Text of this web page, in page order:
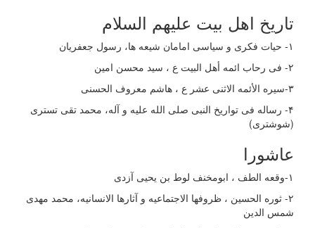
تاریخ اهل بیت علیهم السلام
۱- حیات فکری و سیاسی امامان شیعه ها، رسول جعفریان
۲- فی رحاب ائمه أهل البیت ع ، سید محسن امین
۳-سیره الأئمه الاثنی عشر ع ، هاشم معروف الحسنی
۴- رساله فی تواریخ النبی صلی الله علیه و آله، محمد تقی تستری
(شوشتری)
عاشورا
۱-وقعه الطف ، ابومخنف لوط بن یحیی آزدی
۲- ثوره الحسین ، ظروفها الاجتماعیه و آثارها الانسانیه، محمد
مهدی
شمس الدین